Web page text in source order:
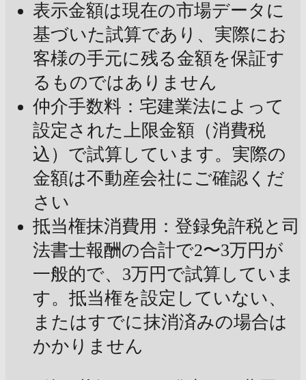
表示金額は現在の市場データに
基づいた試算であり、実際にお
客様の手元に残る金額を保証す
るものではありません
仲介手数料：宅建業法によって
設定された上限金額（消費税
込）で試算しています。実際の
金額は不動産会社にご確認くだ
さい
抵当権抹消費用：登録免許税と司
法書士報酬の合計で2〜3万円が
一般的で、3万円で試算していま
す。抵当権を設定していない、
またはすでに抹消済みの場合は
かかりません